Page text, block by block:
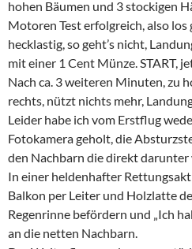
hohen Bäumen und 3 stockigen
Motoren Test erfolgreich, also los
hecklastig, so geht’s nicht,
mit einer 1 Cent Münze. START,
Nach ca. 3 weiteren Minuten, zu
rechts, nützt nichts mehr,
Leider habe ich vom Erstflug
Fotokamera geholt, die
den Nachbarn die direkt
In einer heldenhafter
Balkon per Leiter und Holzlatte
Regenrinne befördern und „Ich
an die netten Nachbarn.